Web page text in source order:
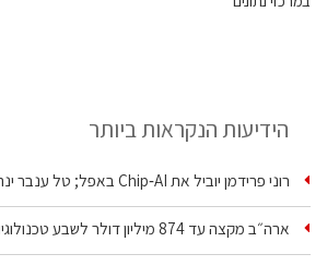
הידיעות הנקראות ביותר
רוני פרידמן יוביל את Chip‑AI באפל; טל ענבר ינהל את…
ארה״ב מקצה עד 874 מיליון דולר לשבע טכנולוגיות שבבים…